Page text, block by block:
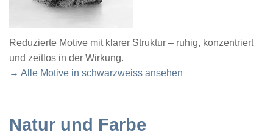
Reduzierte Motive mit klarer Struktur – ruhig, konzentriert
und zeitlos in der Wirkung.
→ Alle Motive in schwarzweiss ansehen
Natur und Farbe